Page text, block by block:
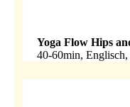
Yoga Flow Hips
40-60min,